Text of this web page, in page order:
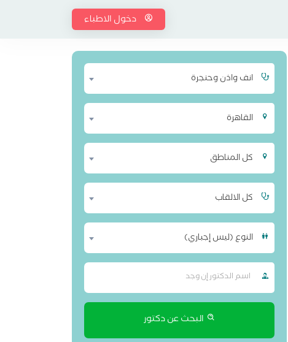
دخول الاطباء
انف واذن وحنجرة
القاهرة
كل المناطق
كل الالقاب
النوع (ليس إجباري)
البحث عن دكتور